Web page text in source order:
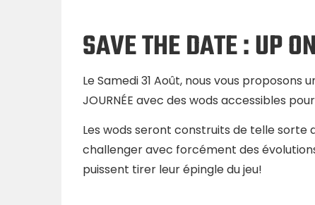
SAVE THE DATE : UP
Le Samedi 31 Août, nous vous
JOURNÉE avec des wods accessibles
Les wods seront construits de telle sorte
challenger avec forcément des
puissent tirer leur épingle du jeu!